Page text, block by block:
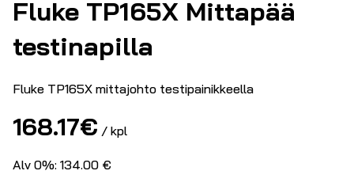
Fluke TP165X Mittapää
testinapilla
Fluke TP165X mittajohto testipainikkeella
168.17€ / kpl
Alv 0%: 134.00 €